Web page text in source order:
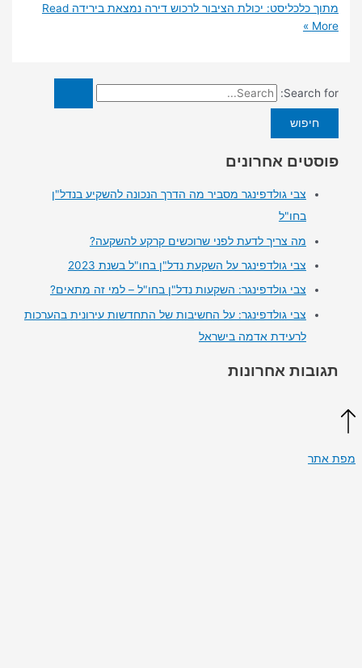
יכולת הציבור לרכוש דירה נמצאת בירידה Read
אחרונים
צבי גולדפינגר מסביר מה הדרך הנכונה להשקיע בנדל"ן
מה צריך לדעת לפני שרוכשים קרקע להשקעה?
צבי גולדפינגר על השקעת נדל"ן בחו"ל בשנת 2023
צבי גולדפינגר: השקעות נדל"ן בחו"ל – למי זה מתאים?
צבי גולדפינגר: על החשיבות של התחדשות עירונית בהערכות
לרעידת אדמה בישראל
אחרונות